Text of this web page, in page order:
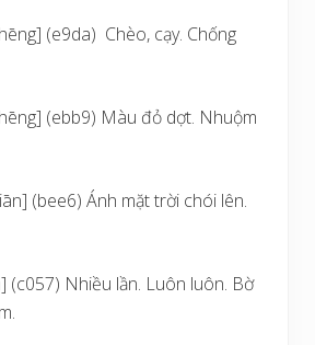
(e9da) Chèo, cạy. Chống
(ebb9) Màu đỏ dợt. Nhuộm
(bee6) Ánh mặt trời chói lên.
(c057) Nhiều lần. Luôn luôn. Bờ